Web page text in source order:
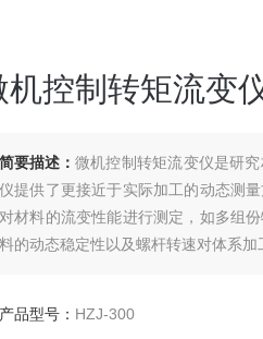
机控制转矩流变
简要描述： 微机控制转矩流变仪是研
仪提供了更接近于实际加工的动态测
对材料的流变性能进行测定，如多组
料的动态稳定性以及螺杆转速对体系加
产品型号： HZJ-300